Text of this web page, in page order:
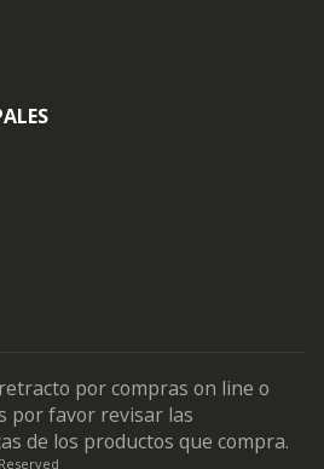
por compras on line o
por favor revisar las
de los productos que compra.